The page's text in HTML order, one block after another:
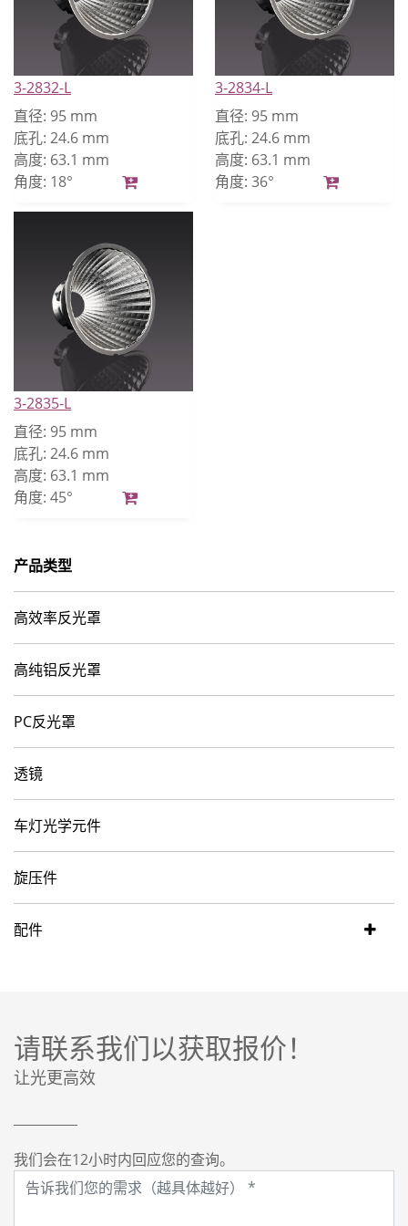
3-2832-L
直径: 95 mm
底孔: 24.6 mm
高度: 63.1 mm
角度: 18°
3-2834-L
直径: 95 mm
底孔: 24.6 mm
高度: 63.1 mm
角度: 36°
3-2835-L
直径: 95 mm
底孔: 24.6 mm
高度: 63.1 mm
角度: 45°
产品类型
高效率反光罩
高纯铝反光罩
PC反光罩
透镜
车灯光学元件
旋压件
配件
请联系我们以获取报价！
让光更高效
我们会在12小时内回应您的查询。